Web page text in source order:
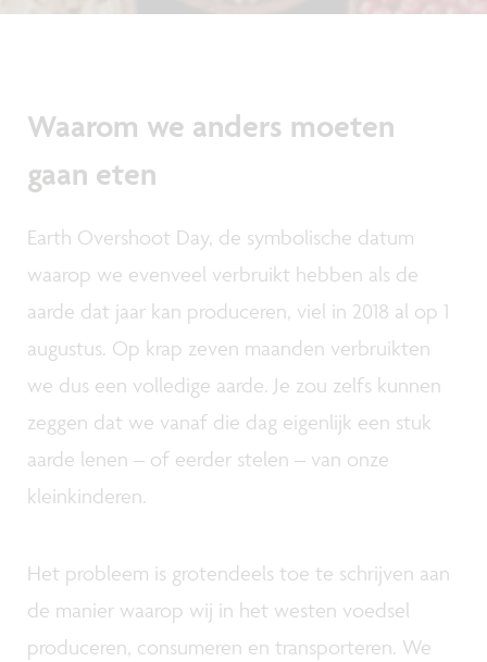
Waarom we anders moeten
gaan eten
Earth Overshoot Day, de symbolische datum
waarop we evenveel verbruikt hebben als de
aarde dat jaar kan produceren, viel in 2018 al op 1
augustus. Op krap zeven maanden verbruikten
we dus een volledige aarde. Je zou zelfs kunnen
zeggen dat we vanaf die dag eigenlijk een stuk
aarde lenen – of eerder stelen – van onze
kleinkinderen.
Het probleem is grotendeels toe te schrijven aan
de manier waarop wij in het westen voedsel
produceren, consumeren en transporteren. We